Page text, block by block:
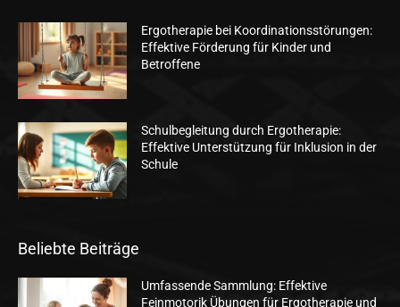
Ergotherapie bei Koordinationsstörungen:
Effektive Förderung für Kinder und
Betroffene
Schulbegleitung durch Ergotherapie:
Effektive Unterstützung für Inklusion in der
Schule
Beliebte Beiträge
Umfassende Sammlung: Effektive
Feinmotorik Übungen für Ergotherapie und